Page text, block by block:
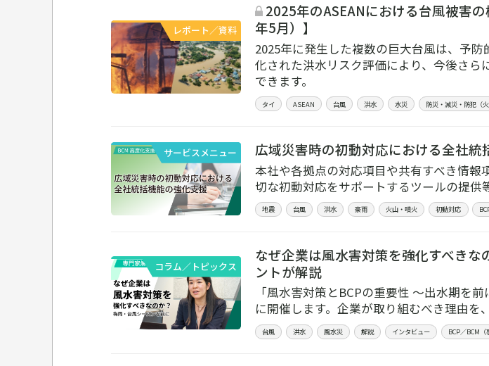
レポート／資料
2025年のASEANにおける台風被害
年5月）】
2025年に発生した複数の巨大台風は、予
化された洪水リスク評価により、今後さ
できます。
タイ ASEAN 台風 洪水 水災 防災・減災・防犯（
サービスメニュー 広域災害時の初動対応における全社統
本社や各拠点の対応項目や共有すべき情
切な初動対応をサポートするツールの提供
地震 台風 洪水 豪雨 火山・噴火 初動対応
コラム／トピックス
なぜ企業は風水害対策を強化すべき
ントが解説
「風水害対策とBCPの重要性 ～出水期を
に開催します。企業が取り組むべき理由を
台風 洪水 風水災 解説 インタビュー BCP／BCM（